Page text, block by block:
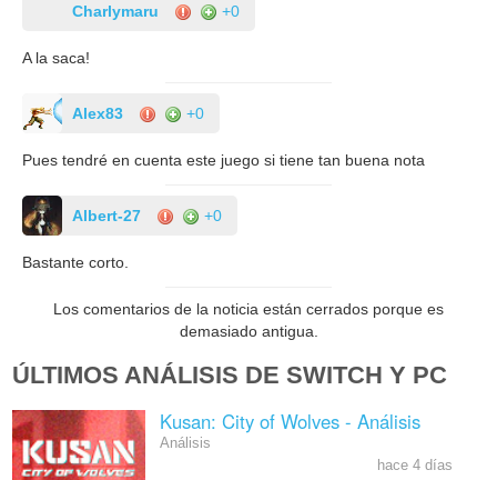
Charlymaru +0
A la saca!
Alex83 +0
Pues tendré en cuenta este juego si tiene tan buena nota
Albert-27 +0
Bastante corto.
Los comentarios de la noticia están cerrados porque es
demasiado antigua.
ÚLTIMOS ANÁLISIS DE SWITCH Y PC
Kusan: City of Wolves - Análisis
Análisis
hace 4 días